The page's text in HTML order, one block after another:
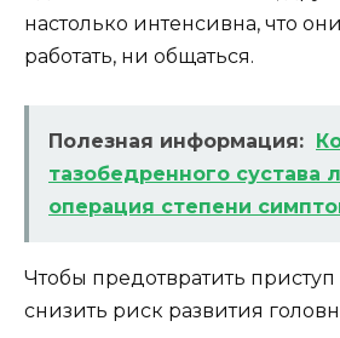
настолько интенсивна, что
работать, ни общаться.
Полезная информация:
тазобедренного сустава
операция степени
Чтобы предотвратить
снизить риск развития